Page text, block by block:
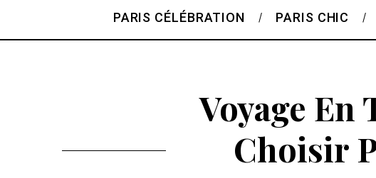
PARIS CÉLÉBRATION PARIS CHIC
Voyage
Choisir